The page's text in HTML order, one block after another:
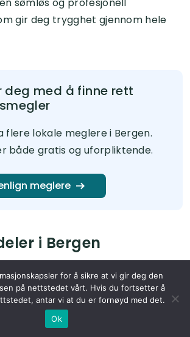
gir deg trygghet gjennom hele
deg med å finne rett
flere lokale meglere i Bergen.
både gratis og uforpliktende.
meglere
i Bergen
for å sikre at vi gir deg den
på nettstedet vårt. Hvis du fortsetter å
antar vi at du er fornøyd med det.
Ok